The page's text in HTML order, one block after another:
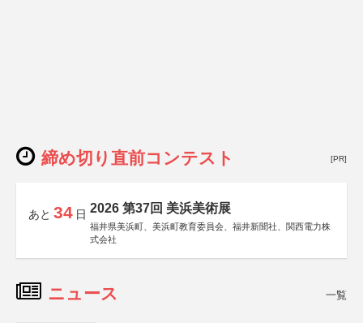
締め切り直前コンテスト [PR]
あと 34 日 2026 第37回 美浜美術展
福井県美浜町、美浜町教育委員会、福井新聞社、関西電力株
式会社
ニュース 一覧